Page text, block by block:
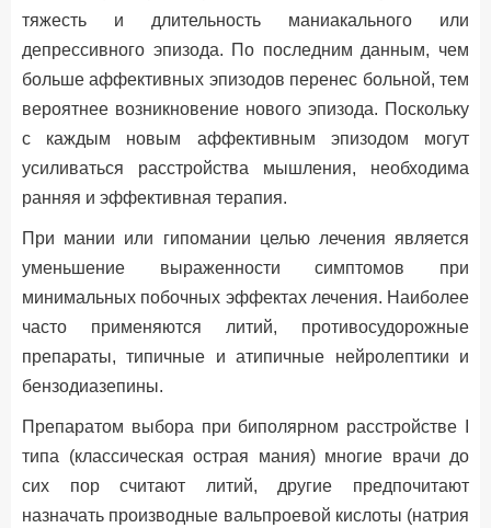
тяжесть и длительность маниакального или
депрессивного эпизода. По последним данным, чем
больше аффективных эпизодов перенес больной, тем
вероятнее возникновение нового эпизода. Поскольку
с каждым новым аффективным эпизодом могут
усиливаться расстройства мышления, необходима
ранняя и эффективная терапия.
При мании или гипомании целью лечения является
уменьшение выраженности симптомов при
минимальных побочных эффектах лечения. Наиболее
часто применяются литий, противосудорожные
препараты, типичные и атипичные нейролептики и
бензодиазепины.
Препаратом выбора при биполярном расстройстве I
типа (классическая острая мания) многие врачи до
сих пор считают литий, другие предпочитают
назначать производные вальпроевой кислоты (натрия